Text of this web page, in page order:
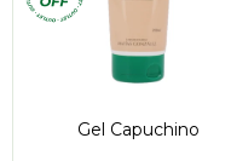
Gel Capuchino